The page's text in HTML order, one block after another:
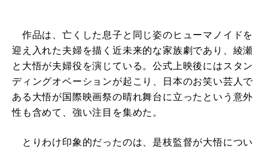
作品は、亡くした息子と同じ姿のヒューマノイドを
迎え入れた夫婦を描く近未来的な家族劇であり、綾瀬
と大悟が夫婦役を演じている。公式上映後にはスタン
ディングオベーションが起こり、日本のお笑い芸人で
ある大悟が国際映画祭の晴れ舞台に立ったという意外
性も含めて、強い注目を集めた。
とりわけ印象的だったのは、是枝監督が大悟につい